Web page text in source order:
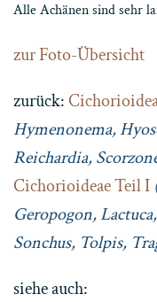
Alle Achänen sind sehr
zur Foto-Übersicht
zurück:
Hymenonema,
Reichardia,
Cichorioideae Teil I
Geropogon,
Sonchus, Tolpis,
siehe auch: